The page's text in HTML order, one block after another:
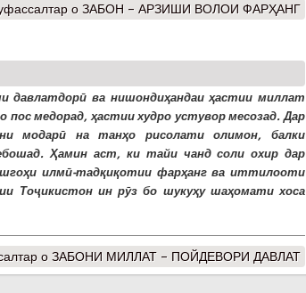
о ЗАБОН – АРЗИШИ ВОЛОИ ФАРҲАНГ
давлатдорӣ ва нишондиҳандаи ҳастии миллат
пос медорад, ҳастии худро устувор месозад. Дар
модарӣ на танҳо рисолати олимон, балки
Ҳамин аст, ки тайи чанд соли охир дар
илмӣ-тадқиқотии фарҳанг ва иттилооти
Тоҷикистон ин рӯз бо шукуҳу шаҳомати хоса
о ЗАБОНИ МИЛЛАТ – ПОЙДЕВОРИ ДАВЛАТ